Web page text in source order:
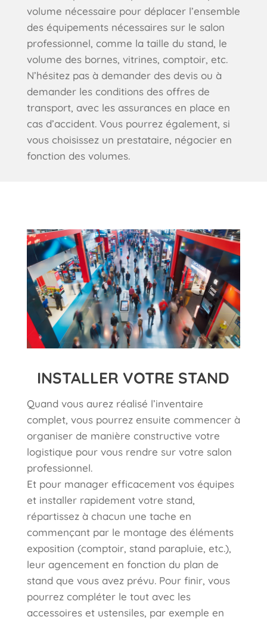
volume nécessaire pour déplacer l’ensemble
des équipements nécessaires sur le salon
professionnel, comme la taille du stand, le
volume des bornes, vitrines, comptoir, etc.
N’hésitez pas à demander des devis ou à
demander les conditions des offres de
transport, avec les assurances en place en
cas d’accident. Vous pourrez également, si
vous choisissez un prestataire, négocier en
fonction des volumes.
INSTALLER VOTRE STAND
Quand vous aurez réalisé l’inventaire
complet, vous pourrez ensuite commencer à
organiser de manière constructive votre
logistique pour vous rendre sur votre salon
professionnel.
Et pour manager efficacement vos équipes
et installer rapidement votre stand,
répartissez à chacun une tache en
commençant par le montage des éléments
exposition (comptoir, stand parapluie, etc.),
leur agencement en fonction du plan de
stand que vous avez prévu. Pour finir, vous
pourrez compléter le tout avec les
accessoires et ustensiles, par exemple en